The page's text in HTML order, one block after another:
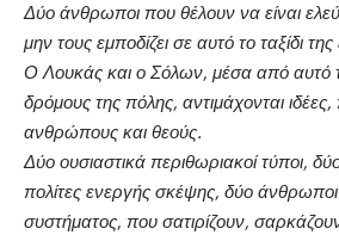
Δύο άνθρωποι που θέλουν να είναι
μην τους εμποδίζει σε αυτό το ταξίδι
Ο Λουκάς και ο Σόλων, μέσα από αυτό
δρόμους της πόλης, αντιμάχονται ιδέες,
ανθρώπους και θεούς.
Δύο ουσιαστικά περιθωριακοί τύποι,
πολίτες ενεργής σκέψης, δύο άνθρωποι
συστήματος, που σατιρίζουν,